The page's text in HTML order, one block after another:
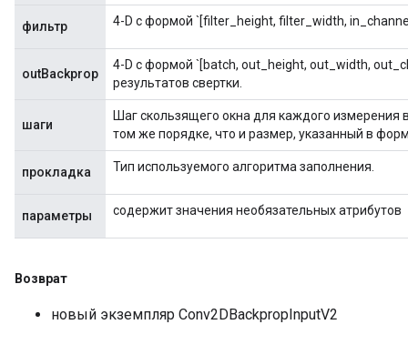
фильтр 4-D с формой `[filter_height, filter_width,
outBackprop
4-D с формой `[batch, out_height, out_width,
результатов свертки.
шаги
Шаг скользящего окна для каждого
том же порядке, что и размер, указанный в
прокладка Тип используемого алгоритма заполнения.
параметры содержит значения необязательных атрибутов
Возврат
новый экземпляр Conv2DBackpropInputV2